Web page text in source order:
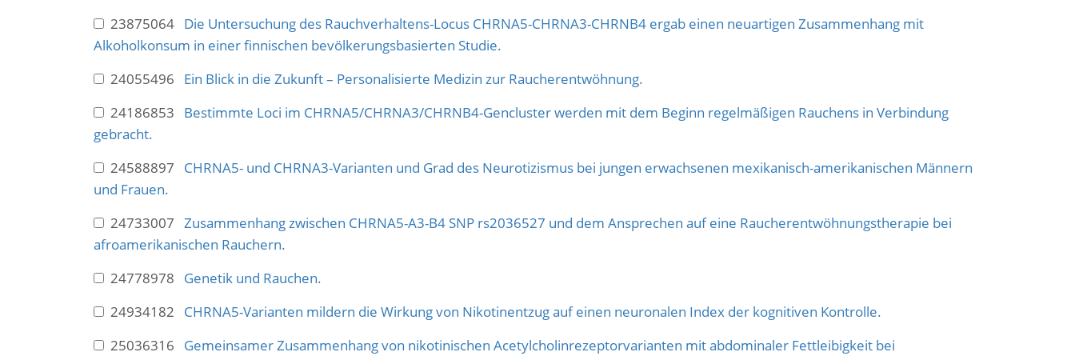
23875064 Die Untersuchung des Rauchverhaltens-Locus CHRNA5-CHRNA3-CHRNB4 ergab einen neuartigen Zusammenhang mit
Alkoholkonsum in einer finnischen bevölkerungsbasierten Studie.
24055496 Ein Blick in die Zukunft – Personalisierte Medizin zur Raucherentwöhnung.
24186853 Bestimmte Loci im CHRNA5/CHRNA3/CHRNB4-Gencluster werden mit dem Beginn regelmäßigen Rauchens in Verbindung
gebracht.
24588897 CHRNA5- und CHRNA3-Varianten und Grad des Neurotizismus bei jungen erwachsenen mexikanisch-amerikanischen Männern
und Frauen.
24733007 Zusammenhang zwischen CHRNA5-A3-B4 SNP rs2036527 und dem Ansprechen auf eine Raucherentwöhnungstherapie bei
afroamerikanischen Rauchern.
24778978 Genetik und Rauchen.
24934182 CHRNA5-Varianten mildern die Wirkung von Nikotinentzug auf einen neuronalen Index der kognitiven Kontrolle.
25036316 Gemeinsamer Zusammenhang von nikotinischen Acetylcholinrezeptorvarianten mit abdominaler Fettleibigkeit bei